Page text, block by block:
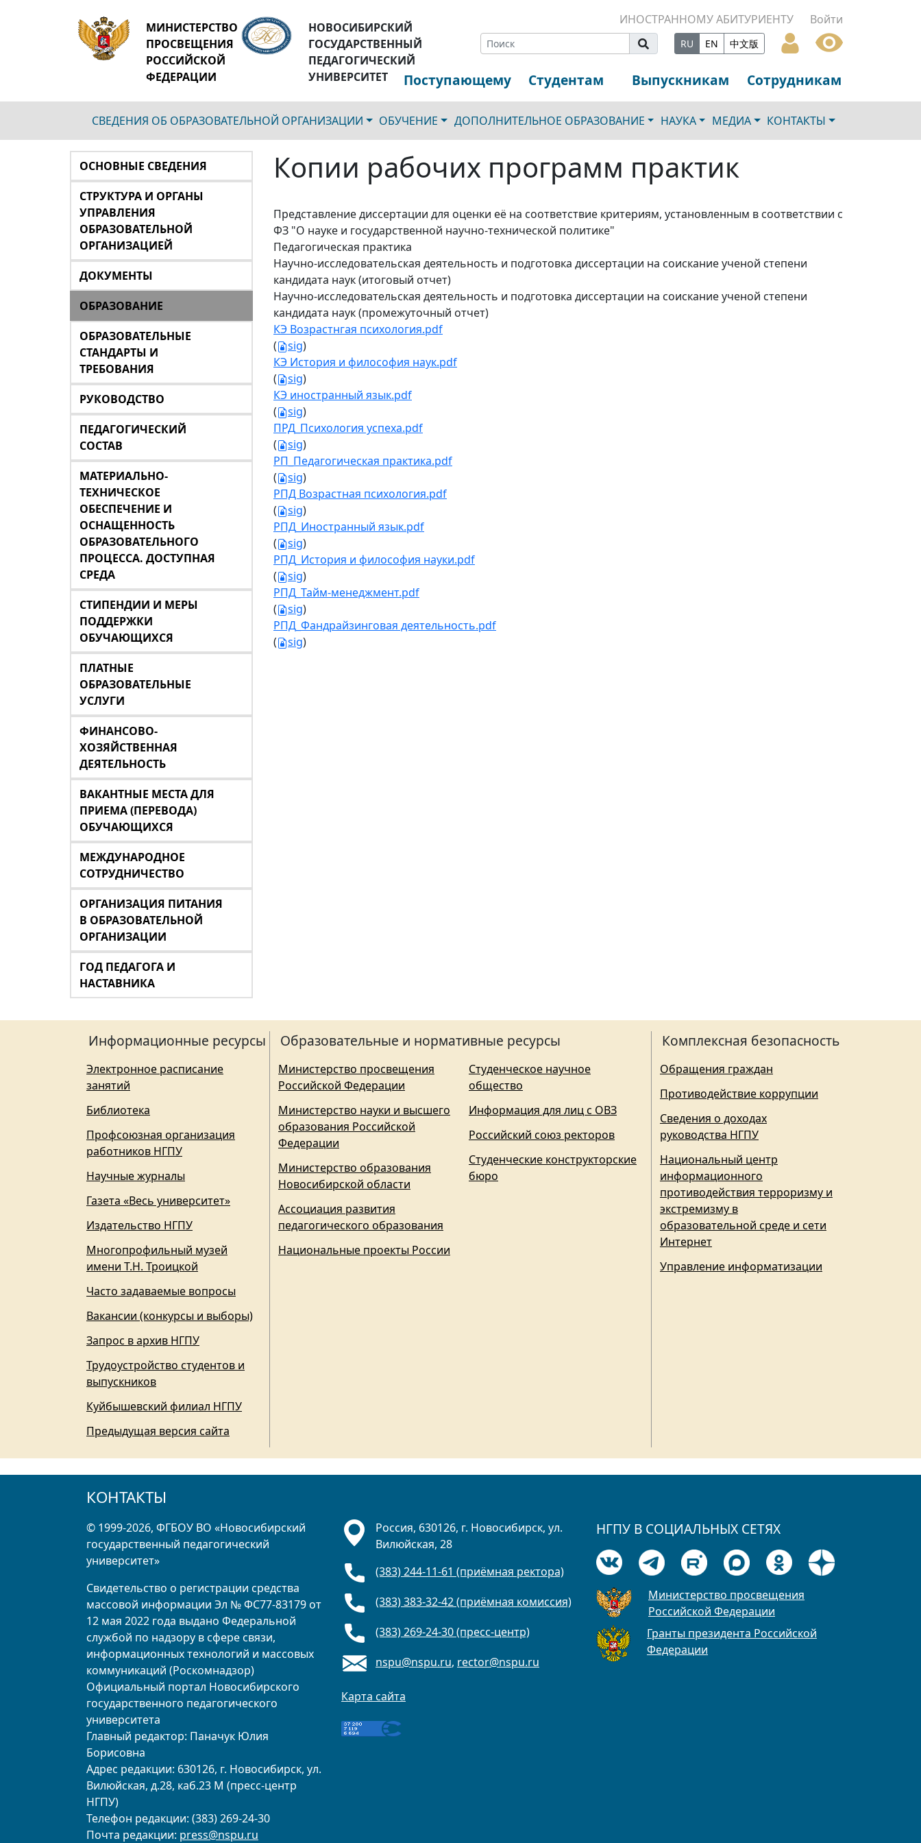
МИНИСТЕРСТВО
ПРОСВЕЩЕНИЯ
РОССИЙСКОЙ
ФЕДЕРАЦИИ
НОВОСИБИРСКИЙ
ГОСУДАРСТВЕННЫЙ
ПЕДАГОГИЧЕСКИЙ
УНИВЕРСИТЕТ
ИНОСТРАННОМУ АБИТУРИЕНТУ Войти
RU EN 中文版
Поступающему Студентам Выпускникам Сотрудникам
СВЕДЕНИЯ ОБ ОБРАЗОВАТЕЛЬНОЙ ОРГАНИЗАЦИИ ОБУЧЕНИЕ ДОПОЛНИТЕЛЬНОЕ ОБРАЗОВАНИЕ НАУКА МЕДИА КОНТАКТЫ
ОСНОВНЫЕ СВЕДЕНИЯ
СТРУКТУРА И ОРГАНЫ
УПРАВЛЕНИЯ
ОБРАЗОВАТЕЛЬНОЙ
ОРГАНИЗАЦИЕЙ
ДОКУМЕНТЫ
ОБРАЗОВАНИЕ
ОБРАЗОВАТЕЛЬНЫЕ
СТАНДАРТЫ И
ТРЕБОВАНИЯ
РУКОВОДСТВО
ПЕДАГОГИЧЕСКИЙ
СОСТАВ
МАТЕРИАЛЬНО-
ТЕХНИЧЕСКОЕ
ОБЕСПЕЧЕНИЕ И
ОСНАЩЕННОСТЬ
ОБРАЗОВАТЕЛЬНОГО
ПРОЦЕССА. ДОСТУПНАЯ
СРЕДА
СТИПЕНДИИ И МЕРЫ
ПОДДЕРЖКИ
ОБУЧАЮЩИХСЯ
ПЛАТНЫЕ
ОБРАЗОВАТЕЛЬНЫЕ
УСЛУГИ
ФИНАНСОВО-
ХОЗЯЙСТВЕННАЯ
ДЕЯТЕЛЬНОСТЬ
ВАКАНТНЫЕ МЕСТА ДЛЯ
ПРИЕМА (ПЕРЕВОДА)
ОБУЧАЮЩИХСЯ
МЕЖДУНАРОДНОЕ
СОТРУДНИЧЕСТВО
ОРГАНИЗАЦИЯ ПИТАНИЯ
В ОБРАЗОВАТЕЛЬНОЙ
ОРГАНИЗАЦИИ
ГОД ПЕДАГОГА И
НАСТАВНИКА
Копии рабочих программ практик
Представление диссертации для оценки её на соответствие критериям, установленным в соответствии с
ФЗ "О науке и государственной научно-технической политике"
Педагогическая практика
Научно-исследовательская деятельность и подготовка диссертации на соискание ученой степени
кандидата наук (итоговый отчет)
Научно-исследовательская деятельность и подготовка диссертации на соискание ученой степени
кандидата наук (промежуточный отчет)
КЭ Возрастнгая психология.pdf
(
sig)
КЭ История и философия наук.pdf
(
sig)
КЭ иностранный язык.pdf
(
sig)
ПРД_Психология успеха.pdf
(
sig)
РП_Педагогическая практика.pdf
(
sig)
РПД Возрастная психология.pdf
(
sig)
РПД_Иностранный язык.pdf
(
sig)
РПД_История и философия науки.pdf
(
sig)
РПД_Тайм-менеджмент.pdf
(
sig)
РПД_Фандрайзинговая деятельность.pdf
(
sig)
Информационные ресурсы
Электронное расписание
занятий
Библиотека
Профсоюзная организация
работников НГПУ
Научные журналы
Газета «Весь университет»
Издательство НГПУ
Многопрофильный музей
имени Т.Н. Троицкой
Часто задаваемые вопросы
Вакансии (конкурсы и выборы)
Запрос в архив НГПУ
Трудоустройство студентов и
выпускников
Куйбышевский филиал НГПУ
Предыдущая версия сайта
Образовательные и нормативные ресурсы
Министерство просвещения
Российской Федерации
Министерство науки и высшего
образования Российской
Федерации
Министерство образования
Новосибирской области
Ассоциация развития
педагогического образования
Национальные проекты России
Студенческое научное
общество
Информация для лиц с ОВЗ
Российский союз ректоров
Студенческие конструкторские
бюро
Комплексная безопасность
Обращения граждан
Противодействие коррупции
Сведения о доходах
руководства НГПУ
Национальный центр
информационного
противодействия терроризму и
экстремизму в
образовательной среде и сети
Интернет
Управление информатизации
КОНТАКТЫ
© 1999-2026, ФГБОУ ВО «Новосибирский
государственный педагогический
университет»
Свидетельство о регистрации средства
массовой информации Эл № ФС77-83179 от
12 мая 2022 года выдано Федеральной
службой по надзору в сфере связи,
информационных технологий и массовых
коммуникаций (Роскомнадзор)
Официальный портал Новосибирского
государственного педагогического
университета
Главный редактор: Паначук Юлия
Борисовна
Адрес редакции: 630126, г. Новосибирск, ул.
Вилюйская, д.28, каб.23 М (пресс-центр
НГПУ)
Телефон редакции: (383) 269-24-30
Почта редакции: press@nspu.ru
Россия, 630126, г. Новосибирск, ул.
Вилюйская, 28
(383) 244-11-61 (приёмная ректора)
(383) 383-32-42 (приёмная комиссия)
(383) 269-24-30 (пресс-центр)
nspu@nspu.ru, rector@nspu.ru
Карта сайта
НГПУ В СОЦИАЛЬНЫХ СЕТЯХ
Министерство просвещения
Российской Федерации
Гранты президента Российской
Федерации